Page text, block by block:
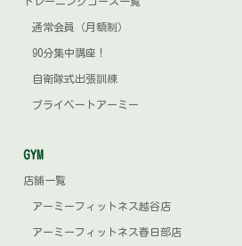
通常会員（月額制）
90分集中講座！
自衛隊式出張訓練
プライベートアーミー
GYM
店舗一覧
アーミーフィットネス越谷店
アーミーフィットネス春日部店